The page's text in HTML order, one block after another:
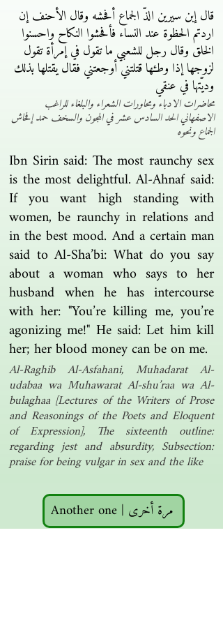
قال إبن سيرين الذّ الجماع أفحشه وقال الأحنف إن
اردتم الحظوة عند النساء فأفحشوا النكاح واحسنوا
الخلق وقال رجل للشعبي ما تقول في إمرأة تقول
لزوجها إذا وطءها قتلتني أوجعتني فقال يقتلها بذلك
وديّتها في عنقي
محاضرات الادباء ومحاورات الشعراء والبلغاء للراغب
الاصفهاني الحد السادس عشر في المجون والسخف حمد إفحاش
الجماع ونحوه
Ibn Sirin said: The most raunchy sex
is the most delightful. Al-Ahnaf said:
If you want high standing with
women, be raunchy in relations and
in the best mood. And a certain man
said to Al-Sha’bi: What do you say
about a woman who says to her
husband when he has intercourse
with her: "You’re killing me, you’re
agonizing me!" He said: Let him kill
her; her blood money can be on me.
Al-Raghib Al-Asfahani, Muhadarat Al-
udabaa wa Muhawarat Al-shu’raa wa Al-
bulaghaa [Lectures of the Writers of Prose
and Reasonings of the Poets and Eloquent
of Expression], The sixteenth outline:
regarding jest and absurdity, Subsection:
praise for being vulgar in sex and the like
Another one | مرة أخرى